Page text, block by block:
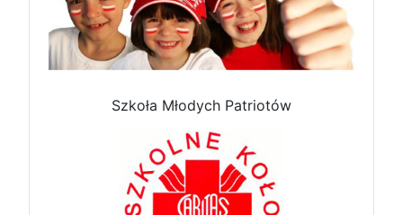
Szkoła Młodych Patriotów